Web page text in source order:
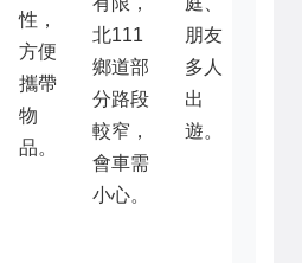
性，
方便
攜帶
物
品。
北111
鄉道部
分路段
較窄，
會車需
小心。
朋友
多人
出
遊。